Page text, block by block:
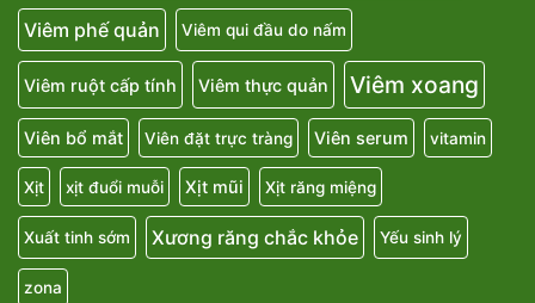
Viêm phế quản Viêm qui đầu do nấm
Viêm ruột cấp tính Viêm thực quản Viêm xoang
Viên bổ mắt Viên đặt trực tràng Viên serum vitamin
Xịt xịt đuổi muỗi Xịt mũi Xịt răng miệng
Xuất tinh sớm Xương răng chắc khỏe Yếu sinh lý
zona